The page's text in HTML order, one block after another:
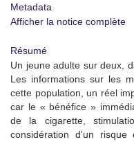
Metadata
Afficher la notice complète
Résumé
Un jeune adulte sur deux,
Les informations sur les
cette population, un réel
car le « bénéfice »
de la cigarette,
considération d'un